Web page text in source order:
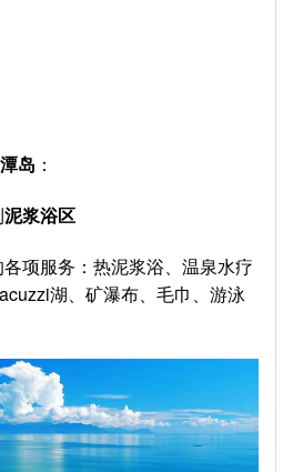
潭岛 ：
泥浆浴区
项服务：热泥浆浴、温泉水疗
湖、矿瀑布、毛巾、游泳